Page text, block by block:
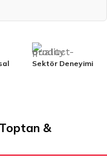
Sektör Deneyimi
&